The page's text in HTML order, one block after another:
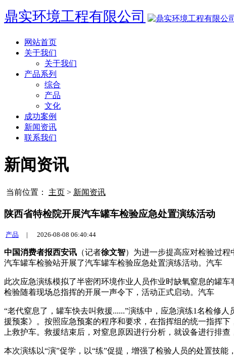
鼎实环境工程有限公司
网站首页
关于我们
关于我们
产品系列
综合
产品
文化
成功案例
新闻资讯
联系我们
新闻资讯
当前位置： 主页 > 新闻资讯
陕西省特检院开展汽车罐车检验应急处置演练活动
产品 | 2026-08-08 06:40:44
中国消费者报西安讯 （记者徐文智）为进一步提高应对检验过
汽车罐车检验站开展了汽车罐车检验应急处置演练活动。汽车
此次应急演练模拟了半密闭环境作业人员作业时缺氧窒息的罐
检验随着现场总指挥的开展一声令下，活动正式启动。汽车
“老代窒息了，罐车快去叫救援......”演练中，应急演练1名检修
援预案》。按照应急预案的程序和要求，在指挥组的统一指挥
上救护车。救援结束后，对窒息原因进行分析，就设备进行排
本次演练以“演”促学，以“练”促提，增强了检验人员的处置技